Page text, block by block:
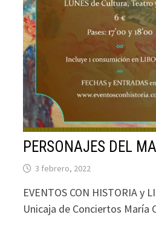
PERSONAJES DEL
3 febrero, 2022
EVENTOS CON HISTORIA y
Unicaja de Conciertos